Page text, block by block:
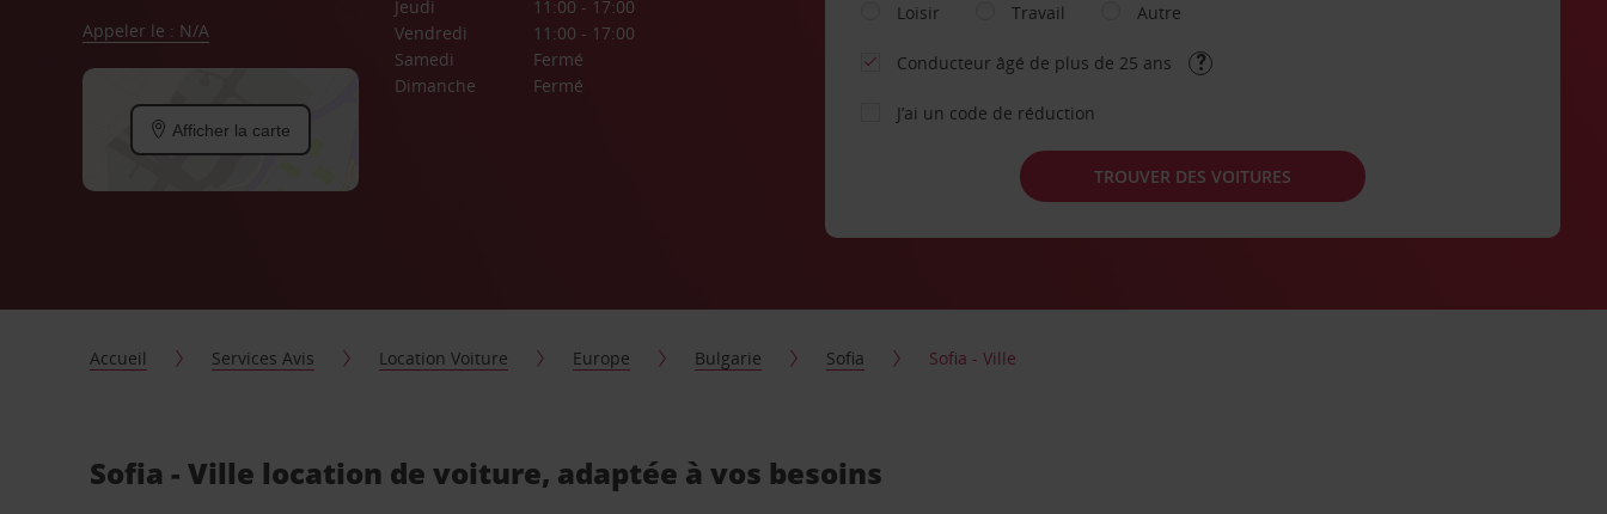
Appeler le : N/A
Afficher la carte
Jeudi
11:00 - 17:00
Vendredi
11:00 - 17:00
Samedi
Fermé
Dimanche
Fermé
Loisir
Travail Autre
Conducteur âgé de plus de 25 ans
J’ai un code de réduction
TROUVER DES VOITURES
Accueil Services Avis Location Voiture Europe Bulgarie Sofia Sofia - Ville
Sofia - Ville location de voiture, adaptée à vos besoins